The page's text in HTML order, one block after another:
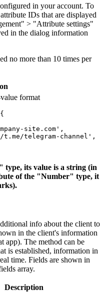
in your account. To
IDs that are displayed
> "Attribute settings"
in the dialog information
no more than 10 times per
format
site.com',
telegram-channel',
its value is a string (in
of the "Number" type, it
info about the client to
in the client's information
app). The method can be
is established, information in
time. Fields are shown in
array.
Description